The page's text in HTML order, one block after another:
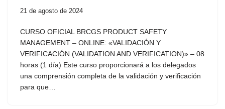
21 de agosto de 2024
CURSO OFICIAL BRCGS PRODUCT SAFETY
MANAGEMENT – ONLINE: «VALIDACIÓN Y
VERIFICACIÓN (VALIDATION AND VERIFICATION)» – 08
horas (1 día) Este curso proporcionará a los delegados
una comprensión completa de la validación y verificación
para que…